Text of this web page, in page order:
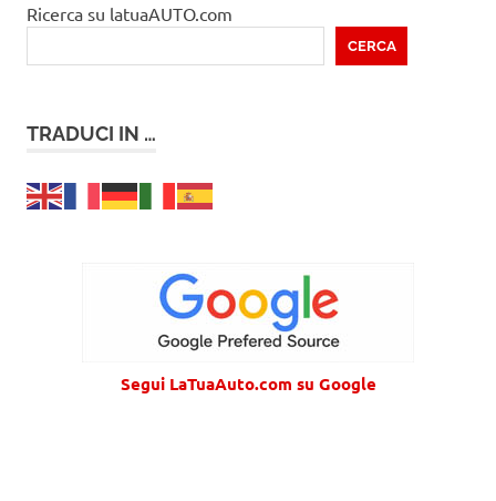
Ricerca su latuaAUTO.com
CERCA
TRADUCI IN …
Segui LaTuaAuto.com su Google